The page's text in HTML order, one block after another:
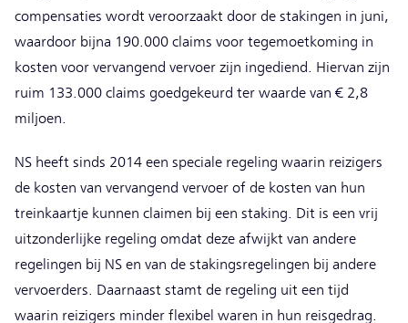
compensaties wordt veroorzaakt door de stakingen in juni,
waardoor bijna 190.000 claims voor tegemoetkoming in
kosten voor vervangend vervoer zijn ingediend. Hiervan zijn
ruim 133.000 claims goedgekeurd ter waarde van € 2,8
miljoen.
NS heeft sinds 2014 een speciale regeling waarin reizigers
de kosten van vervangend vervoer of de kosten van hun
treinkaartje kunnen claimen bij een staking. Dit is een vrij
uitzonderlijke regeling omdat deze afwijkt van andere
regelingen bij NS en van de stakingsregelingen bij andere
vervoerders. Daarnaast stamt de regeling uit een tijd
waarin reizigers minder flexibel waren in hun reisgedrag.